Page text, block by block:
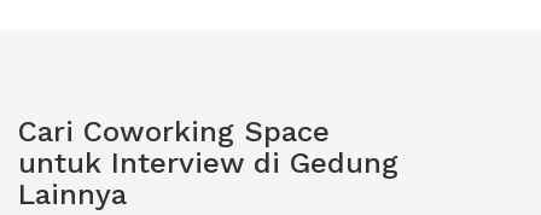
Cari Coworking Space
untuk Interview di Gedung
Lainnya